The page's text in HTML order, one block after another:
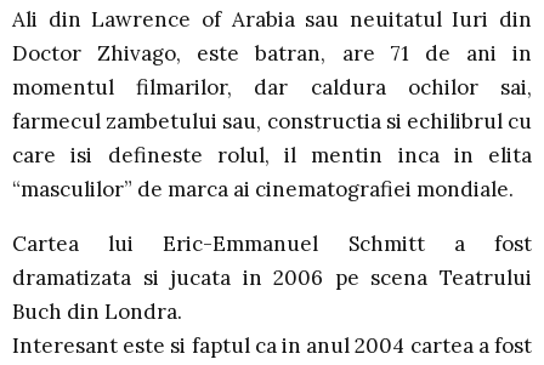
Ali din Lawrence of Arabia sau neuitatul Iuri din
Doctor Zhivago, este batran, are 71 de ani in
momentul filmarilor, dar caldura ochilor sai,
farmecul zambetului sau, constructia si echilibrul cu
care isi defineste rolul, il mentin inca in elita
“masculilor” de marca ai cinematografiei mondiale.
Cartea lui Eric-Emmanuel Schmitt a fost
dramatizata si jucata in 2006 pe scena Teatrului
Buch din Londra.
Interesant este si faptul ca in anul 2004 cartea a fost